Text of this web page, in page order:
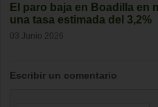
El paro baja en Boadilla en
una tasa estimada del 3,2%
03 Junio 2026
Escribir un comentario